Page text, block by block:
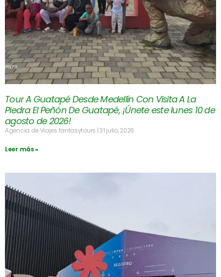
Tour A Guatapé Desde Medellín Con Visita A La
Piedra El Peñón De Guatapé, ¡Únete este lunes 10 de
agosto de 2026!
Agencia de Viajes fantasytours 31 julio, 2026
Leer más »